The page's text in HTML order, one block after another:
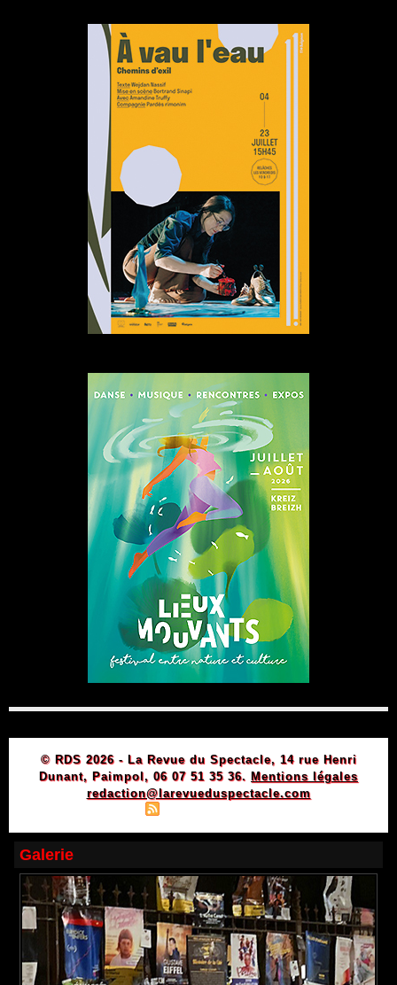
© RDS 2026 - La Revue du Spectacle, 14 rue Henri
Dunant, Paimpol, 06 07 51 35 36. Mentions légales
redaction@larevueduspectacle.com
Galerie